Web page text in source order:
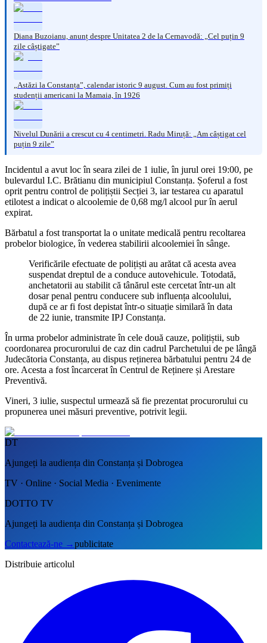
Diana Buzoianu, anunț despre Unitatea 2 de la Cernavodă: „Cel puțin 9
zile câștigate”
„Astăzi la Constanța”, calendar istoric 9 august. Cum au fost primiți
studenții americani la Mamaia, în 1926
Nivelul Dunării a crescut cu 4 centimetri. Radu Miruță: „Am câștigat cel
puțin 9 zile”
Incidentul a avut loc în seara zilei de 1 iulie, în jurul orei 19:00, pe
bulevardul I.C. Brătianu din municipiul Constanța. Șoferul a fost
oprit pentru control de polițiștii Secției 3, iar testarea cu aparatul
etilotest a indicat o alcoolemie de 0,68 mg/l alcool pur în aerul
expirat.
Bărbatul a fost transportat la o unitate medicală pentru recoltarea
probelor biologice, în vederea stabilirii alcoolemiei în sânge.
Verificările efectuate de polițiști au arătat că acesta avea
suspendat dreptul de a conduce autovehicule. Totodată,
anchetatorii au stabilit că tânărul este cercetat într-un alt
dosar penal pentru conducere sub influența alcoolului,
după ce ar fi fost depistat într-o situație similară în data
de 22 iunie, transmite IPJ Constanța.
În urma probelor administrate în cele două cauze, polițiștii, sub
coordonarea procurorului de caz din cadrul Parchetului de pe lângă
Judecătoria Constanța, au dispus reținerea bărbatului pentru 24 de
ore. Acesta a fost încarcerat în Centrul de Reținere și Arestare
Preventivă.
Vineri, 3 iulie, suspectul urmează să fie prezentat procurorului cu
propunerea unei măsuri preventive, potrivit legii.
DT
Ajungeți la audiența din Constanța și Dobrogea
TV · Online · Social Media · Evenimente
DOTTO TV
Ajungeți la audiența din Constanța și Dobrogea
Contactează-ne →publicitate
Distribuie articolul